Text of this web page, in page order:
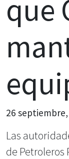
que
26
Las
de Petroleros